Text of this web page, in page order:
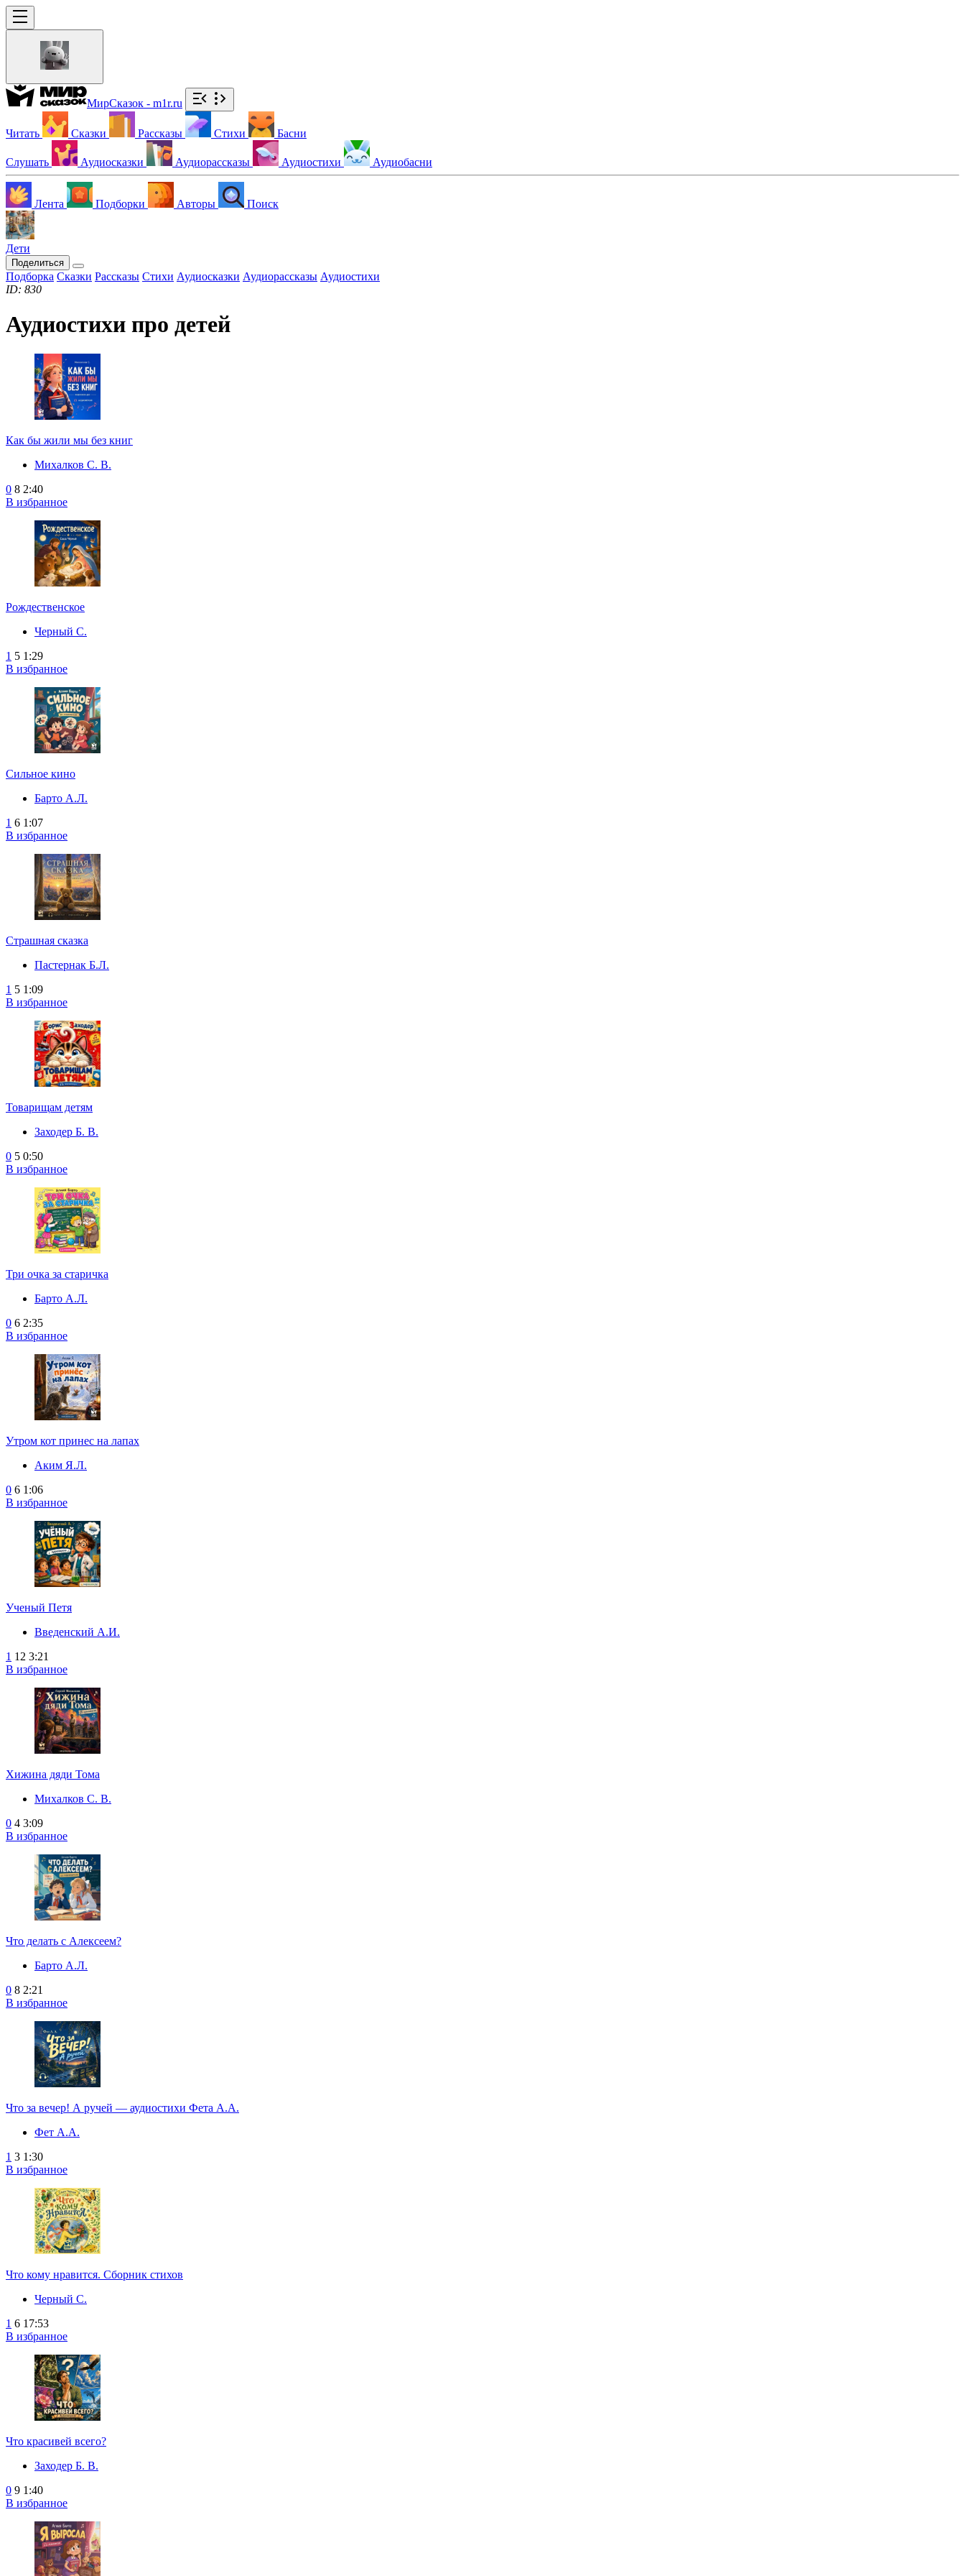
МирСказок - m1r.ru
Читать Сказки Рассказы Стихи Басни
Слушать Аудиосказки Аудиорассказы Аудиостихи Аудиобасни
Лента Подборки Авторы Поиск
Дети
Поделиться
Подборка Сказки Рассказы Стихи Аудиосказки Аудиорассказы Аудиостихи
ID: 830
Аудиостихи про детей
Как бы жили мы без книг
Михалков С. В.
0 8 2:40
В избранное
Рождественское
Черный С.
1 5 1:29
В избранное
Сильное кино
Барто А.Л.
1 6 1:07
В избранное
Страшная сказка
Пастернак Б.Л.
1 5 1:09
В избранное
Товарищам детям
Заходер Б. В.
0 5 0:50
В избранное
Три очка за старичка
Барто А.Л.
0 6 2:35
В избранное
Утром кот принес на лапах
Аким Я.Л.
0 6 1:06
В избранное
Ученый Петя
Введенский А.И.
1 12 3:21
В избранное
Хижина дяди Тома
Михалков С. В.
0 4 3:09
В избранное
Что делать с Алексеем?
Барто А.Л.
0 8 2:21
В избранное
Что за вечер! А ручей — аудиостихи Фета А.А.
Фет А.А.
1 3 1:30
В избранное
Что кому нравится. Сборник стихов
Черный С.
1 6 17:53
В избранное
Что красивей всего?
Заходер Б. В.
0 9 1:40
В избранное